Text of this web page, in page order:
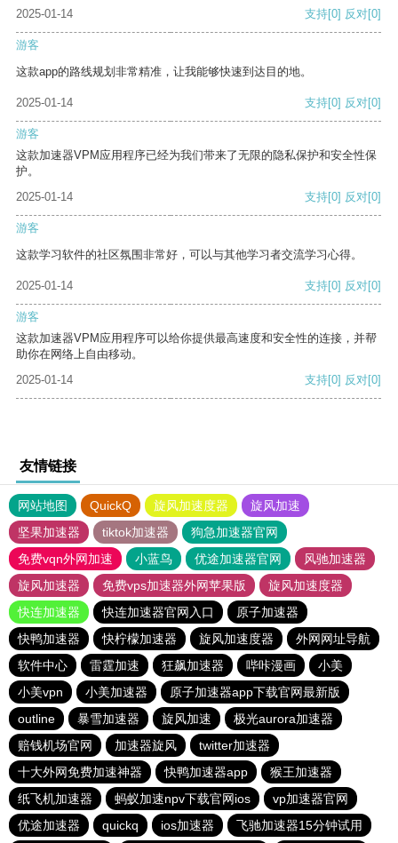
2025-01-14 支持[0] 反对[0]
游客
这款app的路线规划非常精准，让我能够快速到达目的地。
2025-01-14 支持[0] 反对[0]
游客
这款加速器VPM应用程序已经为我们带来了无限的隐私保护和安全性保
护。
2025-01-14
支持[0] 反对[0]
游客
这款学习软件的社区氛围非常好，可以与其他学习者交流学习心得。
2025-01-14 支持[0] 反对[0]
游客
这款加速器VPM应用程序可以给你提供最高速度和安全性的连接，并帮
助你在网络上自由移动。
2025-01-14
支持[0] 反对[0]
友情链接
网站地图 QuickQ 旋风加速度器
旋风加速
坚果加速器
tiktok加速器
狗急加速器官网
免费vqn外网加速
小蓝鸟 优途加速器官网
风驰加速器
旋风加速器
免费vps加速器外网苹果版
旋风加速度器
快连加速器
快连加速器官网入口
原子加速器
快鸭加速器
快柠檬加速器 旋风加速度器
外网网址导航
软件中心
雷霆加速 狂飙加速器 哔咔漫画
小美
小美vpn
小美加速器
原子加速器app下载官网最新版
outline
暴雪加速器 旋风加速
极光aurora加速器
赔钱机场官网
加速器旋风
twitter加速器
十大外网免费加速神器
快鸭加速器app
猴王加速器
纸飞机加速器
蚂蚁加速npv下载官网ios
vp加速器官网
优途加速器
quickq ios加速器 飞驰加速器15分钟试用